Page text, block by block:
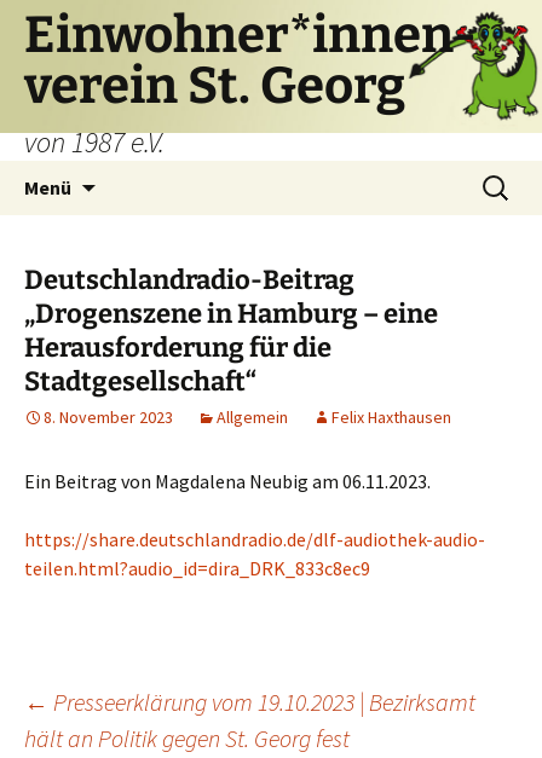
Einwohner*innen-
verein St. Georg
von 1987 e.V.
Menü
Suchen
nach:
Deutschlandradio-Beitrag
„Drogenszene in Hamburg – eine
Herausforderung für die
Stadtgesellschaft“
8. November 2023 Allgemein Felix Haxthausen
Ein Beitrag von Magdalena Neubig am 06.11.2023.
https://share.deutschlandradio.de/dlf-audiothek-audio-
teilen.html?audio_id=dira_DRK_833c8ec9
Beitragsnavigation
← Presseerklärung vom 19.10.2023 | Bezirksamt
hält an Politik gegen St. Georg fest